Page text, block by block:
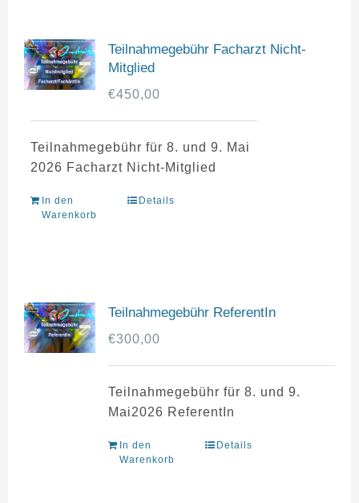
Teilnahmegebühr Facharzt Nicht-
Mitglied
€450,00
Teilnahmegebühr für 8. und 9. Mai
2026 Facharzt Nicht-Mitglied
In den
Warenkorb
Details
Teilnahmegebühr ReferentIn
€300,00
Teilnahmegebühr für 8. und 9.
Mai2026 ReferentIn
In den
Warenkorb
Details